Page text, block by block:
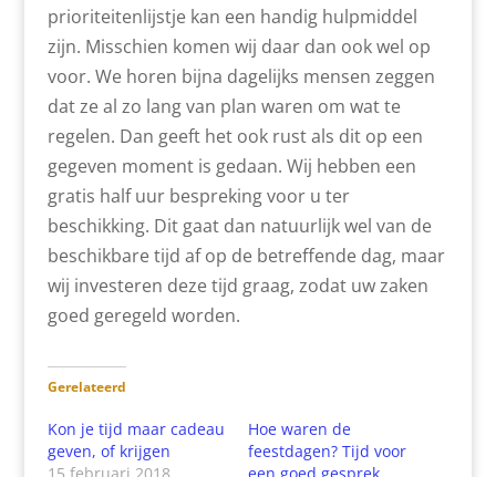
prioriteitenlijstje kan een handig hulpmiddel
zijn. Misschien komen wij daar dan ook wel op
voor. We horen bijna dagelijks mensen zeggen
dat ze al zo lang van plan waren om wat te
regelen. Dan geeft het ook rust als dit op een
gegeven moment is gedaan. Wij hebben een
gratis half uur bespreking voor u ter
beschikking. Dit gaat dan natuurlijk wel van de
beschikbare tijd af op de betreffende dag, maar
wij investeren deze tijd graag, zodat uw zaken
goed geregeld worden.
Gerelateerd
Kon je tijd maar cadeau
geven, of krijgen
Hoe waren de
feestdagen? Tijd voor